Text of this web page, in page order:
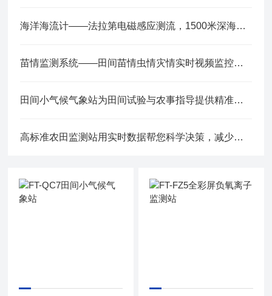
海洋海流计——法拉第电磁感应测流，1500米深海适用
苗情监测系统——田间苗情虫情灾情实时视频监控，远程指导灌溉施肥
田间小气候气象站为田间试验与农事指导提供精准数据
高标准农田监测站用实时数据帮您科学决策，减少盲目投入